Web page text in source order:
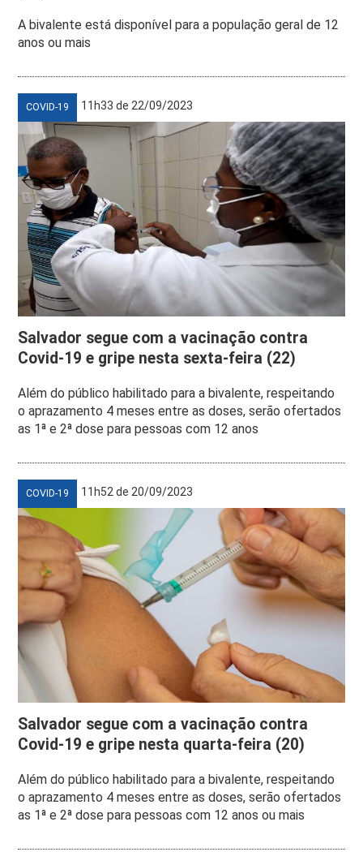
A bivalente está disponível para a população geral de 12
anos ou mais
COVID-19 11h33 de 22/09/2023
Salvador segue com a vacinação contra
Covid-19 e gripe nesta sexta-feira (22)
Além do público habilitado para a bivalente, respeitando
o aprazamento 4 meses entre as doses, serão ofertados
as 1ª e 2ª dose para pessoas com 12 anos
COVID-19 11h52 de 20/09/2023
Salvador segue com a vacinação contra
Covid-19 e gripe nesta quarta-feira (20)
Além do público habilitado para a bivalente, respeitando
o aprazamento 4 meses entre as doses, serão ofertados
as 1ª e 2ª dose para pessoas com 12 anos ou mais